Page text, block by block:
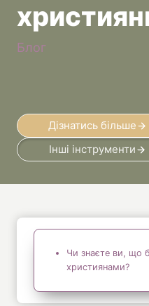
Блог
Дізнатись більше
Інші інструменти
Чи знаєте ви, що
християнами?